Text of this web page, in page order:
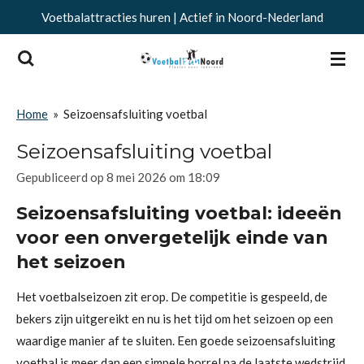
naar
Voetbalattracties huren | Actief in Noord-Nederland
Home » Seizoensafsluiting voetbal
Seizoensafsluiting voetbal
Gepubliceerd op 8 mei 2026 om 18:09
Seizoensafsluiting voetbal: ideeën
voor een onvergetelijk einde van
het seizoen
Het voetbalseizoen zit erop. De competitie is gespeeld, de
bekers zijn uitgereikt en nu is het tijd om het seizoen op een
waardige manier af te sluiten. Een goede seizoensafsluiting